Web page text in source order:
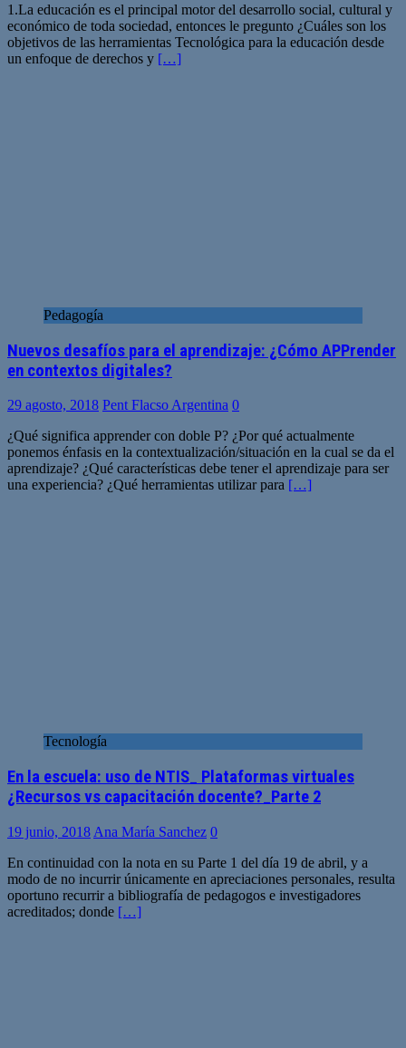
1.La educación es el principal motor del desarrollo social, cultural y
económico de toda sociedad, entonces le pregunto ¿Cuáles son los
objetivos de las herramientas Tecnológica para la educación desde
un enfoque de derechos y […]
Pedagogía
Nuevos desafíos para el aprendizaje: ¿Cómo APPrender
en contextos digitales?
29 agosto, 2018 Pent Flacso Argentina 0
¿Qué significa apprender con doble P? ¿Por qué actualmente
ponemos énfasis en la contextualización/situación en la cual se da el
aprendizaje? ¿Qué características debe tener el aprendizaje para ser
una experiencia? ¿Qué herramientas utilizar para […]
Tecnología
En la escuela: uso de NTIS_ Plataformas virtuales
¿Recursos vs capacitación docente?_Parte 2
19 junio, 2018 Ana María Sanchez 0
En continuidad con la nota en su Parte 1 del día 19 de abril, y a
modo de no incurrir únicamente en apreciaciones personales, resulta
oportuno recurrir a bibliografía de pedagogos e investigadores
acreditados; donde […]